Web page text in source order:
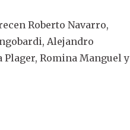
Roberto Navarro,
Alejandro
Plager, Romina Manguel y